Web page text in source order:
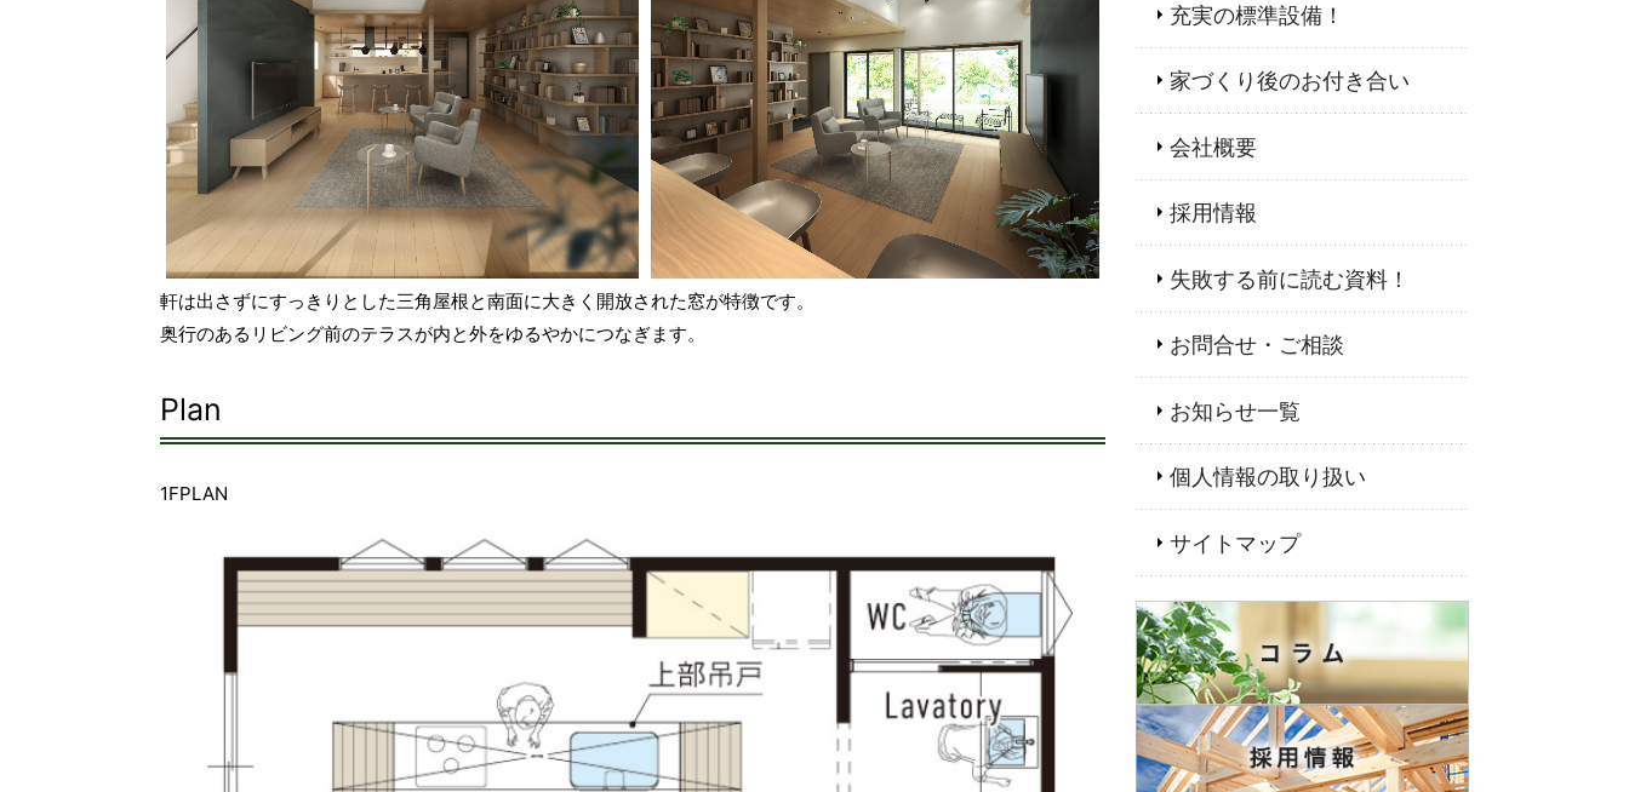
軒は出さずにすっきりとした三角屋根と南面に大きく開放された窓が特徴です。
奥行のあるリビング前のテラスが内と外をゆるやかにつなぎます。
Plan
1FPLAN
充実の標準設備！
家づくり後のお付き合い
会社概要
採用情報
失敗する前に読む資料！
お問合せ・ご相談
お知らせ一覧
個人情報の取り扱い
サイトマップ